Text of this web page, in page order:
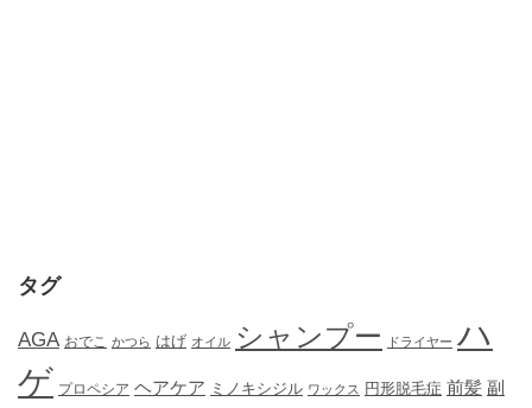
タグ
AGA おでこ かつら はげ オイル シャンプー ドライヤー ハ
ゲ プロペシア ヘアケア ミノキシジル ワックス 円形脱毛症 前髪 副